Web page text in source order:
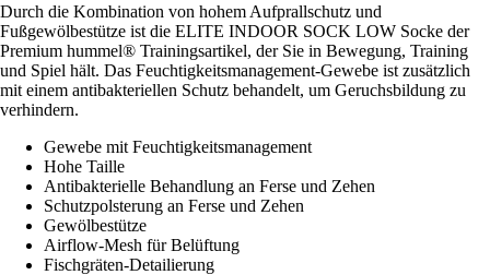
Durch die Kombination von hohem Aufprallschutz und
Fußgewölbestütze ist die ELITE INDOOR SOCK LOW Socke der
Premium hummel® Trainingsartikel, der Sie in Bewegung, Training
und Spiel hält. Das Feuchtigkeitsmanagement-Gewebe ist zusätzlich
mit einem antibakteriellen Schutz behandelt, um Geruchsbildung zu
verhindern.
Gewebe mit Feuchtigkeitsmanagement
Hohe Taille
Antibakterielle Behandlung an Ferse und Zehen
Schutzpolsterung an Ferse und Zehen
Gewölbestütze
Airflow-Mesh für Belüftung
Fischgräten-Detailierung